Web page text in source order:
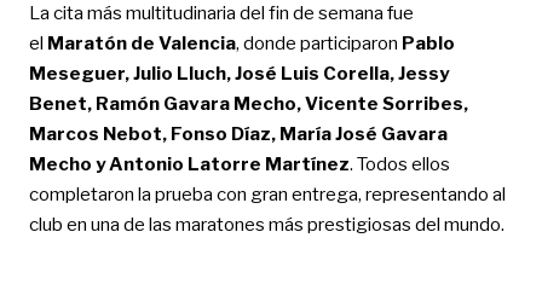
La cita más multitudinaria del fin de semana fue
el Maratón de Valencia, donde participaron Pablo
Meseguer, Julio Lluch, José Luis Corella, Jessy
Benet, Ramón Gavara Mecho, Vicente Sorribes,
Marcos Nebot, Fonso Díaz, María José Gavara
Mecho y Antonio Latorre Martínez. Todos ellos
completaron la prueba con gran entrega, representando al
club en una de las maratones más prestigiosas del mundo.